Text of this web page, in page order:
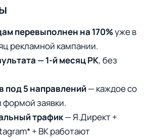
перевыполнен на 170%уже в
рекламной кампании.
— 1-й месяц РК, без
под 5 направлений— каждое со
заявки.
трафик— Я.Директ +
+ ВК работают